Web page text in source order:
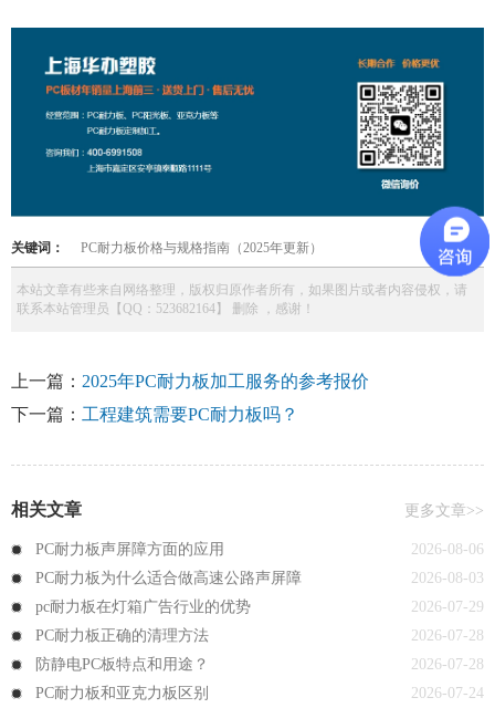
关键词： PC耐力板价格与规格指南（2025年更新）
本站文章有些来自网络整理，版权归原作者所有，如果图片或者内容侵权，请
联系本站管理员【QQ：523682164】 删除 ，感谢！
上一篇： 2025年PC耐力板加工服务的参考报价
下一篇： 工程建筑需要PC耐力板吗？
相关文章 更多文章>>
PC耐力板声屏障方面的应用
2026-08-06
PC耐力板为什么适合做高速公路声屏障
2026-08-03
pc耐力板在灯箱广告行业的优势
2026-07-29
PC耐力板正确的清理方法
2026-07-28
防静电PC板特点和用途？
2026-07-28
PC耐力板和亚克力板区别
2026-07-24